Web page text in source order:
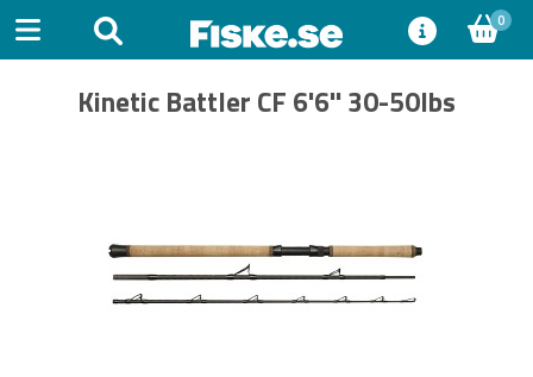
0
Kinetic Battler CF 6'6'' 30-50lbs
Previous